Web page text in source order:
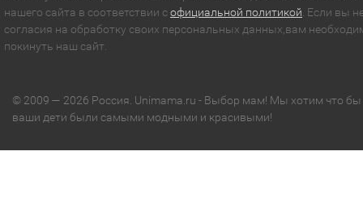
нашего сайта в соответствии софициальной политикой . Если вы
согласия на обработку своих персональных данных,вам
покинуть наш сайт.
© 2009 — 2026 Россия. Unimama.ru - Выбор мам! Мы хотим что бы
ваши дети были самыми модными и красивыми!